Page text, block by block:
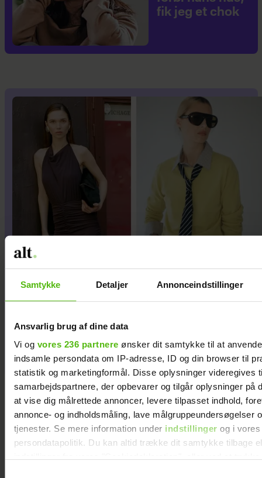
Samtykke Detaljer Annonceindstillinger
Ansvarlig brug af dine data
Vi og vores 236 partnere ønsker dit samtykke til at
indsamle persondata om IP-adresse, ID og din browser til
statistik og marketingformål. Disse oplysninger videregives
samarbejdspartnere, der opbevarer og tilgår oplysninger på
at vise dig målrettede annoncer, levere tilpasset indhold,
annonce- og indholdsmåling, lave målgruppeundersøgelser
tjenester. Se mere information under indstillinger og i vores
persondatapolitik. Du kan altid trække dit samtykke tilbage
fik jeg et chok
kan du stemme på din
favorit